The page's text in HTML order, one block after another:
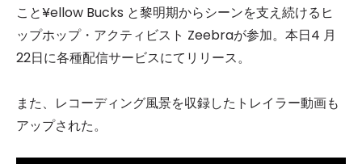
こと¥ellow Bucks と黎明期からシーンを支え続けるヒ
ップホップ・アクティビスト Zeebraが参加。本日4 月
22日に各種配信サービスにてリリース。
また、レコーディング風景を収録したトレイラー動画も
アップされた。